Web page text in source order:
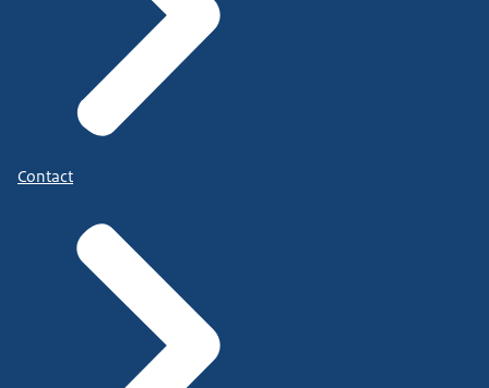
Contact